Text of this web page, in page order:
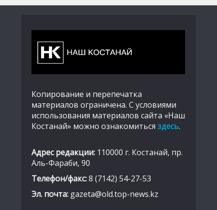
Копирование и перепечатка
материалов ограничена. С условиями
использования материалов сайта «Наш
Костанай» можно ознакомиться здесь.
Адрес редакции: 110000 г. Костанай, пр.
Аль-Фараби, 90
Телефон/факс:8 (7142) 54-27-53
Эл. почта: gazeta@old.top-news.kz